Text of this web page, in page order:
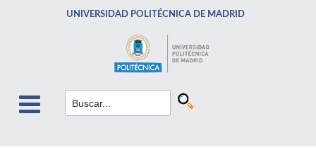
UNIVERSIDAD POLITÉCNICA DE MADRID